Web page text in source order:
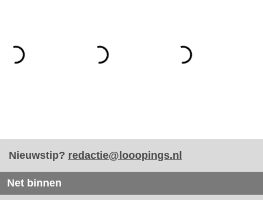
Nieuwstip? redactie@looopings.nl
Net binnen